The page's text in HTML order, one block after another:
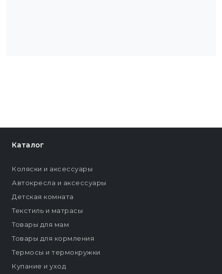
Каталог
Коляски и аксессуары
Автокресла и аксессуары
Детская комната
Текстиль и матрасы
Товары для мам
Товары для кормления
Термосы и термокружки
Купание и уход